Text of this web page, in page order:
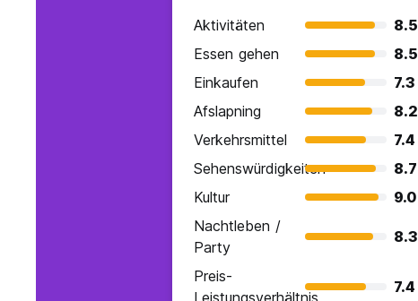
Aktivitäten
8.5
Essen gehen
8.5
Einkaufen
7.3
Afslapning
8.2
Verkehrsmittel
7.4
Sehenswürdigkeiten
8.7
Kultur
9.0
Nachtleben /
Party
8.3
Preis-
7.4